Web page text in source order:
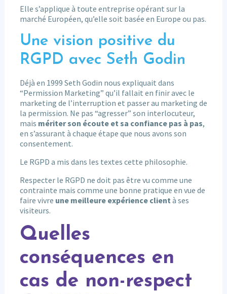
Elle s’applique à toute entreprise opérant sur la
marché Européen, qu’elle soit basée en Europe ou pas.
Une vision positive du
RGPD avec Seth Godin
Déjà en 1999 Seth Godin nous expliquait dans
“Permission Marketing” qu’il fallait en finir avec le
marketing de l’interruption et passer au marketing de
la permission. Ne pas “agresser” son interlocuteur,
mais mériter son écoute et sa confiance pas à pas,
en s’assurant à chaque étape que nous avons son
consentement.
Le RGPD a mis dans les textes cette philosophie.
Respecter le RGPD ne doit pas être vu comme une
contrainte mais comme une bonne pratique en vue de
faire vivre une meilleure expérience client à ses
visiteurs.
Quelles
conséquences en
cas de non-respect